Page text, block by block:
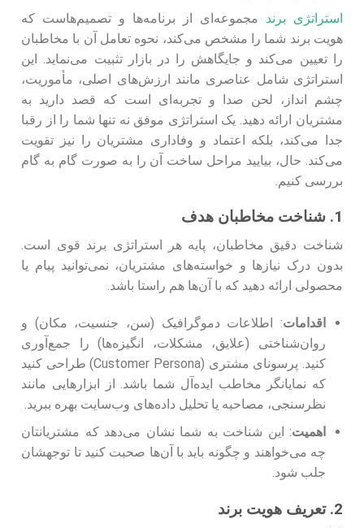
استراتژی برند مجموعه‌ای از برنامه‌ها و تصمیم‌هاست که
هویت برند شما را مشخص می‌کند، نحوه تعامل آن با مخاطبان
را تعیین می‌کند و جایگاهش را در بازار تثبیت می‌نماید. این
استراتژی شامل عناصری مانند ارزش‌های اصلی، مأموریت،
چشم‌ انداز، لحن صدا و تجربه‌ای است که قصد دارید به
مشتریان ارائه دهید. یک استراتژی موفق نه‌ تنها شما را از رقبا
جدا می‌کند، بلکه اعتماد و وفاداری مشتریان را نیز تقویت
می‌کند. حال، بیایید مراحل ساخت آن را به‌ صورت گام‌ به‌ گام
بررسی کنیم.
1. شناخت مخاطبان هدف
شناخت دقیق مخاطبان، پایه هر استراتژی برند قوی است.
بدون درک نیازها و خواسته‌های مشتریان، نمی‌توانید پیام یا
محصولی ارائه دهید که با آن‌ها هم‌ راستا باشد.
اقدامات: اطلاعات دموگرافیک (سن، جنسیت، مکان) و
روان‌شناختی (علایق، مشکلات، انگیزه‌ها) را جمع‌آوری
کنید. پرسونای مشتری (Customer Persona) طراحی کنید
که نمایانگر مخاطب ایده‌آل شما باشد. از ابزارهایی مانند
نظرسنجی، مصاحبه یا تحلیل داده‌های وب‌سایت بهره ببرید.
اهمیت: این شناخت به شما نشان می‌دهد که مشتریانتان
چه می‌خواهند و چگونه باید با آن‌ها صحبت کنید تا توجهشان
جلب شود.
2. تعریف هویت برند